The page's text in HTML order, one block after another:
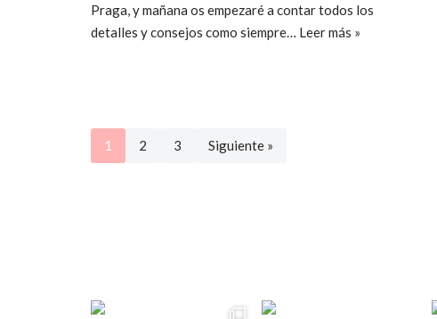
Praga, y mañana os empezaré a contar todos los
detalles y consejos como siempre… Leer más »
1 2 3 Siguiente »